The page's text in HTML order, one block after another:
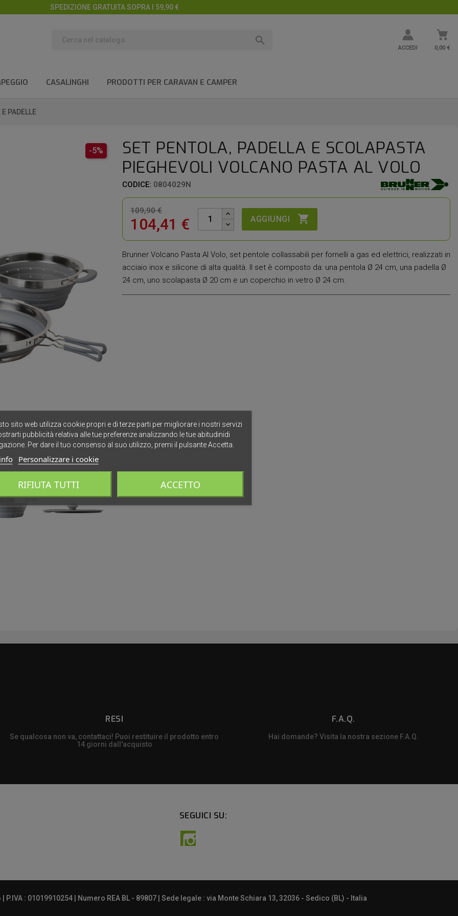
SPEDIZIONE GRATUITA SOPRA I 59,90 €

ACCEDI 0,00 €
CASALINGHI PRODOTTI PER CARAVAN E CAMPER
PADELLE
-5%
SET PENTOLA, PADELLA E SCOLAPASTA
PIEGHEVOLI VOLCANO PASTA AL VOLO
CODICE: 0804029N
109,90 €
104,41 € AGGIUNGI 
Brunner Volcano Pasta Al Volo, set pentole collassabili per fornelli a gas ed elettrici, realizzati in
acciaio inox e silicone di alta qualità. Il set è composto da: una pentola Ø 24 cm, una padella Ø
24 cm, uno scolapasta Ø 20 cm e un coperchio in vetro Ø 24 cm.
RESI
Se qualcosa non va, contattaci! Puoi restituire il prodotto entro
14 giorni dall'acquisto
F.A.Q.
Hai domande? Visita la nostra sezione F.A.Q.
SEGUICI SU:
Instagram
sito web utilizza cookie propri e di terze parti per migliorare i nostri servizi
pubblicità relativa alle tue preferenze analizzando le tue abitudinidi
Per dare il tuo consenso al suo utilizzo, premi il pulsante Accetta.
Personalizzare i cookie
RIFIUTA TUTTI ACCETTO
: 01019910254 | Numero REA BL - 89807 | Sede legale : via Monte Schiara 13, 32036 - Sedico (BL) - Italia